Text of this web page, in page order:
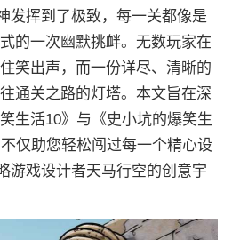
发挥到了极致，每一关都像是
的一次幽默挑衅。无数玩家在
笑出声，而一份详尽、清晰的
通关之路的灯塔。本文旨在深
生活10》与《史小坑的爆笑生
仅助您轻松闯过每一个精心设
游戏设计者天马行空的创意宇